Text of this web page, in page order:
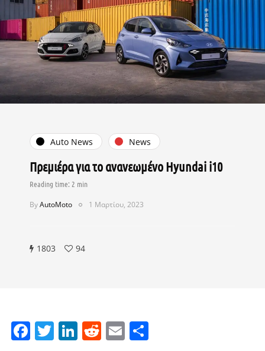
Auto News News
Πρεμιέρα για το ανανεωμένο Hyundai i10
ByAutoMoto 1 Μαρτίου, 2023
1803 94
Facebook
Twitter
LinkedIn
Reddit
Email